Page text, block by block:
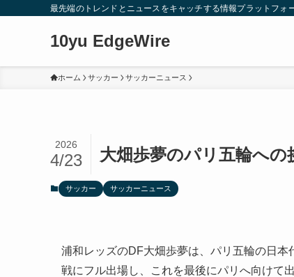
最先端のトレンドとニュースをキャッチする情報プラットフォ
10yu EdgeWire
ホーム サッカー サッカーニュース
大畑歩夢のパリ五輪へ
2026
4/23
サッカー サッカーニュース
浦和レッズのDF大畑歩夢は、パリ五輪の日
戦にフル出場し、これを最後にパリへ向けて